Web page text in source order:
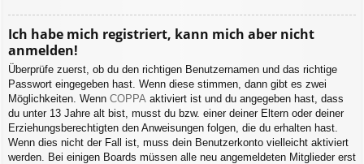
Ich habe mich registriert, kann mich aber nicht
anmelden!
Überprüfe zuerst, ob du den richtigen Benutzernamen und das richtige
Passwort eingegeben hast. Wenn diese stimmen, dann gibt es zwei
Möglichkeiten. Wenn COPPA aktiviert ist und du angegeben hast, dass
du unter 13 Jahre alt bist, musst du bzw. einer deiner Eltern oder deiner
Erziehungsberechtigten den Anweisungen folgen, die du erhalten hast.
Wenn dies nicht der Fall ist, muss dein Benutzerkonto vielleicht aktiviert
werden. Bei einigen Boards müssen alle neu angemeldeten Mitglieder erst